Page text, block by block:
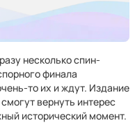
несколько спин-
финала
то их и ждут. Издание
вернуть интерес
исторический момент.